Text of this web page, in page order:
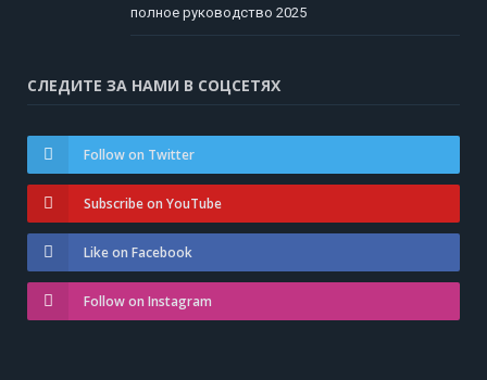
полное руководство 2025
СЛЕДИТЕ ЗА НАМИ В СОЦСЕТЯХ
Follow on Twitter
Subscribe on YouTube
Like on Facebook
Follow on Instagram